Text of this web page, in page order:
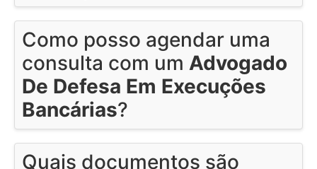
Como posso agendar uma
consulta com um Advogado
De Defesa Em Execuções
Bancárias?
Quais documentos são